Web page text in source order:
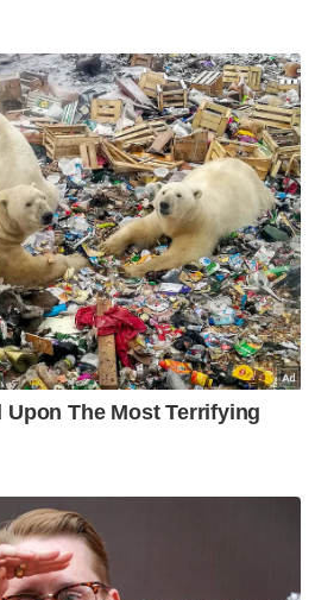
pasukan akan
empat kumpulan
hanya dua pasukan
suku akhir. - Bernama
Sinar Harian.Klik di sini!
Disyorkan